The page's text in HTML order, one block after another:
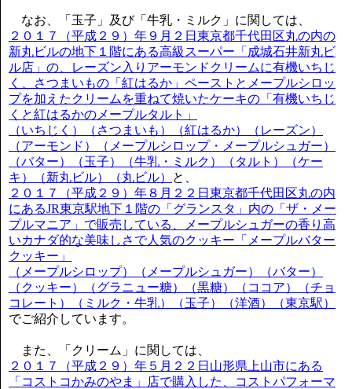
なお、「玉子」及び「牛乳・ミルク」に関しては、
２０１７（平成２９）年９月２日東京都千代田区丸の内の
新丸ビルの地下１階にある高級スーパー「成城石井新丸ビ
ル店」の、レーズン入りアーモンドクリームに有機いちじ
く、さつまいもの「紅はるか」ペーストとメープルシロッ
プを加えたクリームを重ねて焼いたケーキの「有機いちじ
くと紅はるかのメープルタルト」
（いちじく）（さつまいも）（紅はるか）（レーズン）
（アーモンド）（メープルシロップ・メープルシュガー）
（バター）（玉子）（牛乳・ミルク）（タルト）（ケー
キ）（新丸ビル）（丸ビル）
と、
２０１７（平成２９）年８月２２日東京都千代田区丸の内
にあるJR東京駅地下１階の「グランスタ」内の「ザ・メー
プルマニア」で販売している、メープルシュガーの香り高
いカナダ的な美味しさで人気のクッキー「メープルバター
クッキー」
（メープルシロップ）（メープルシュガー）（バター）
（クッキー）（グラニュー糖）（黒糖）（ココア）（チョ
コレート）（ミルク・牛乳）（玉子）（洋酒）（東京駅）
でご紹介しています。
また、「クリーム」に関しては、
２０１７（平成２９）年５月２２日山形県上山市にある
「コストコかみのやま」店で購入した、コストパフォーマ